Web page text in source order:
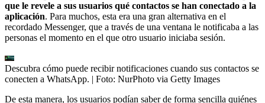
que le revele a sus usuarios qué contactos se han conectado a la
aplicación. Para muchos, esta era una gran alternativa en el
recordado Messenger, que a través de una ventana le notificaba a las
personas el momento en el que otro usuario iniciaba sesión.
Descubra cómo puede recibir notificaciones cuando sus contactos se
conecten a WhatsApp. | Foto: NurPhoto via Getty Images
De esta manera, los usuarios podían saber de forma sencilla quiénes